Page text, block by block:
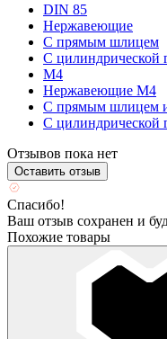
DIN 85
Нержавеющие
С прямым шлицем
С цилиндрической
М4
Нержавеющие М4
С прямым шлицем и
С цилиндрической
Отзывов пока нет
Оставить отзыв
Спасибо!
Ваш отзыв сохранен и
Похожие товары